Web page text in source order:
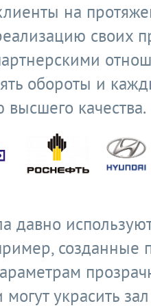
на
своих
обороты и
качества.
давно
созданные
украсить